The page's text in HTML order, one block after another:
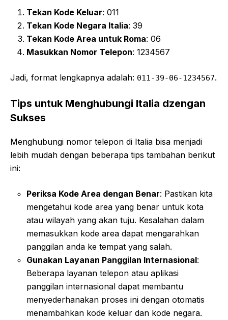
Tekan Kode Keluar: 011
Tekan Kode Negara Italia: 39
Tekan Kode Area untuk Roma: 06
Masukkan Nomor Telepon: 1234567
Jadi, format lengkapnya adalah: 011-39-06-1234567.
Tips untuk Menghubungi Italia dzengan
Sukses
Menghubungi nomor telepon di Italia bisa menjadi
lebih mudah dengan beberapa tips tambahan berikut
ini:
Periksa Kode Area dengan Benar: Pastikan kita
mengetahui kode area yang benar untuk kota
atau wilayah yang akan tuju. Kesalahan dalam
memasukkan kode area dapat mengarahkan
panggilan anda ke tempat yang salah.
Gunakan Layanan Panggilan Internasional:
Beberapa layanan telepon atau aplikasi
panggilan internasional dapat membantu
menyederhanakan proses ini dengan otomatis
menambahkan kode keluar dan kode negara.